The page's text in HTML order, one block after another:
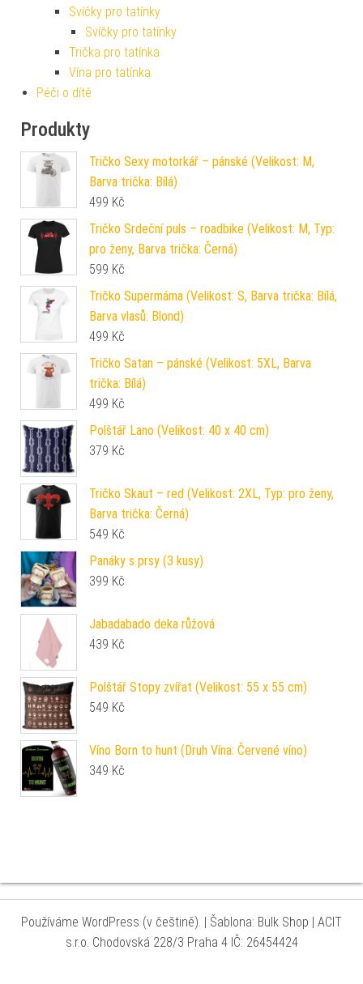
Svíčky pro tatínky
Svíčky pro tatínky
Trička pro tatínka
Vína pro tatínka
Péči o dítě
Produkty
Tričko Sexy motorkář – pánské (Velikost: M,
Barva trička: Bílá)
499 Kč
Tričko Srdeční puls – roadbike (Velikost: M, Typ:
pro ženy, Barva trička: Černá)
599 Kč
Tričko Supermáma (Velikost: S, Barva trička: Bílá,
Barva vlasů: Blond)
499 Kč
Tričko Satan – pánské (Velikost: 5XL, Barva
trička: Bílá)
499 Kč
Polštář Lano (Velikost: 40 x 40 cm)
379 Kč
Tričko Skaut – red (Velikost: 2XL, Typ: pro ženy,
Barva trička: Černá)
549 Kč
Panáky s prsy (3 kusy)
399 Kč
Jabadabado deka růžová
439 Kč
Polštář Stopy zvířat (Velikost: 55 x 55 cm)
549 Kč
Víno Born to hunt (Druh Vína: Červené víno)
349 Kč
Používáme WordPress (v češtině). | Šablona: Bulk Shop | ACIT
s.r.o. Chodovská 228/3 Praha 4 IČ: 26454424